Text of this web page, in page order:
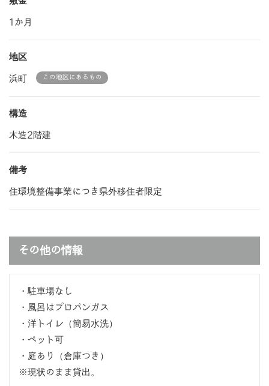
1か月
地区
浜町 この地区にあるもの
構造
木造2階建
備考
住環境整備事業につき県外移住者限定
その他の情報
・駐車場なし
・風呂はプロパンガス
・洋トイレ（簡易水洗）
・ペット可
・庭あり（倉庫つき）
※現状のまま貸出。